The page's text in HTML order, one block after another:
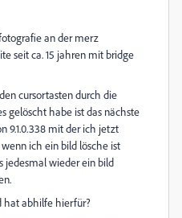
an der merz
seit ca. 15 jahren mit bridge
cursortasten durch die
gelöscht habe ist das nächste
9.1.0.338 mit der ich jetzt
ich ein bild lösche ist
jedesmal wieder ein bild
hat abhilfe hierfür?